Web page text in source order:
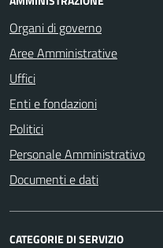
Organi di governo
Aree Amministrative
Uffici
Enti e fondazioni
Politici
Personale Amministrativo
Documenti e dati
CATEGORIE DI SERVIZIO